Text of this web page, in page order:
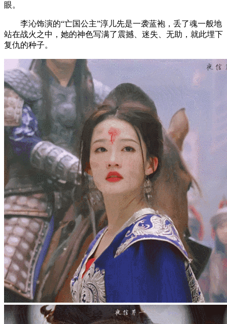
眼。
李沁饰演的“亡国公主”淳儿先是一袭蓝袍，丢了魂一般地
站在战火之中，她的神色写满了震撼、迷失、无助，就此埋下
复仇的种子。